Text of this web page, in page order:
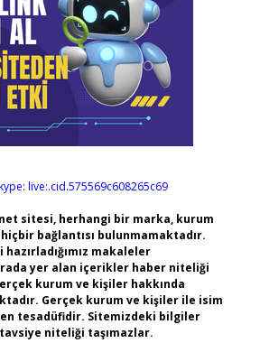
live:.cid.575569c608265c69
sitesi, herhangi bir marka, kurum
bağlantısı bulunmamaktadır.
makaleler
yer alan içerikler haber niteliği
kurum ve kişiler hakkında
Gerçek kurum ve kişiler ile isim
tesadüfidir. Sitemizdeki bilgiler
niteliği taşımazlar.